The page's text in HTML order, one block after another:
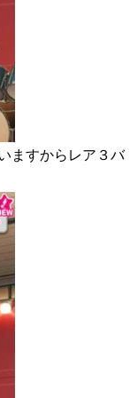
ますからレア３バ